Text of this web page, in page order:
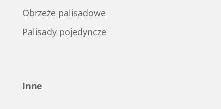
Obrzeże palisadowe
Palisady pojedyncze
Inne